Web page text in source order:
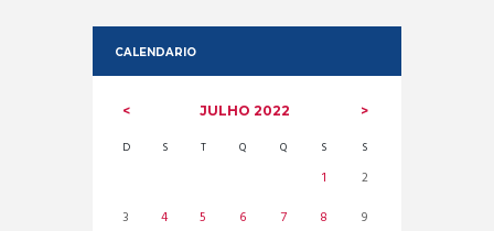
CALENDARIO
JULHO 2022
D S T Q Q S S
1
2
3
4 5 6 7 8
9